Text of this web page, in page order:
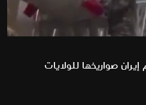
صواريخها للولايات